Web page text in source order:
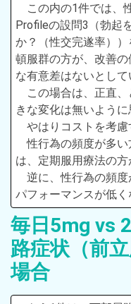
この内の1件では、
Profileの設問3（勃起
か？（性交完遂率））
頓服群の方が、改善
な有意差はないとして
この場合は、正直
きな変化は無いように
やはりコストを考慮
性行為の頻度が多
は、定期服用療法の方
逆に、性行為の頻
パフォーマンスが低く
毎日5mg vs
路症状（前
場合